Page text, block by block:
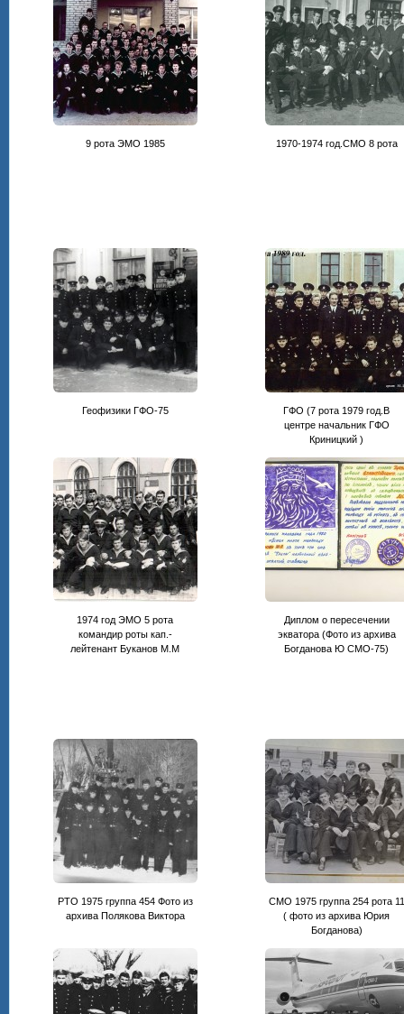
9 рота ЭМО 1985 1970-1974 год.СМО 8 рота
Геофизики ГФО-75
ГФО (7 рота 1979 год.В
центре начальник ГФО
Криницкий )
1974 год ЭМО 5 рота
командир роты кап.-
лейтенант Буканов М.М
Диплом о пересечении
экватора (Фото из архива
Богданова Ю СМО-75)
РТО 1975 группа 454 Фото из
архива Полякова Виктора
СМО 1975 группа 254 рота 11
( фото из архива Юрия
Богданова)